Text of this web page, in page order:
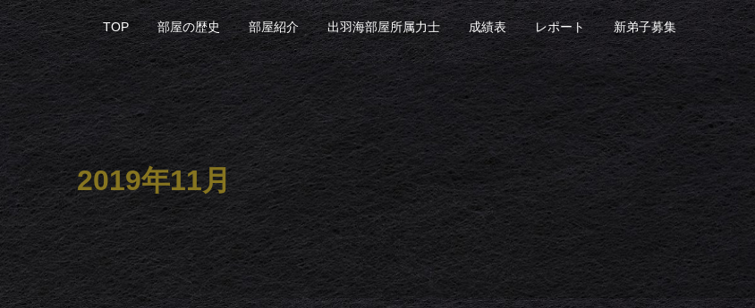
TOP 部屋の歴史 部屋紹介 出羽海部屋所属力士 成績表 レポート 新弟子募集
2019年11月